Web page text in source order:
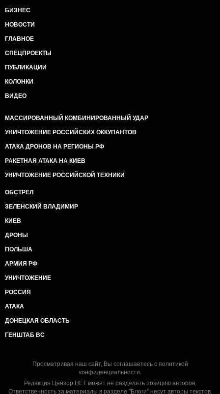
БИЗНЕС
НОВОСТИ
ГЛАВНОЕ
СПЕЦПРОЕКТЫ
ПУБЛИКАЦИИ
КОЛОНКИ
ВИДЕО
МАССИРОВАННЫЙ КОМБИНИРОВАННЫЙ УДАР
УНИЧТОЖЕНИЕ РОССИЙСКИХ ОККУПАНТОВ
АТАКА ДРОНОВ НА РЕГИОНЫ РФ
РАКЕТНАЯ АТАКА НА КИЕВ
УНИЧТОЖЕНИЕ РОССИЙСКОЙ ТЕХНИКИ
ОБСТРЕЛ
ЗЕЛЕНСКИЙ ВЛАДИМИР
КИЕВ
ДРОНЫ
ПОЛЬША
АРМИЯ РФ
УНИЧТОЖЕНИЕ
РОССИЯ
АТАКА
ДОНЕЦКАЯ ОБЛАСТЬ
ГЕНШТАБ ВС
Просматривая наш сайт, Вы соглашаетесь с политикой
конфиденциальности.
Редакция Цензор.НЕТ может не разделять позицию авторов.
Ответственность за материалы в разделе "Блоги" несут авторы текстов.